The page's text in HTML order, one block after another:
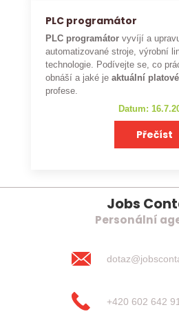
PLC programátor
PLC programátor vyvíjí a
automatizované stroje, výrobní
technologie. Podívejte se, co
obnáší a jaké je aktuální
profese.
Datum:
Přečíst
Jobs
Personální
+420 602 642